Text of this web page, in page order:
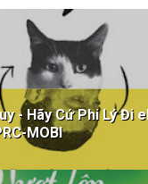
- Hãy Cứ Phi Lý Đi
MOBI